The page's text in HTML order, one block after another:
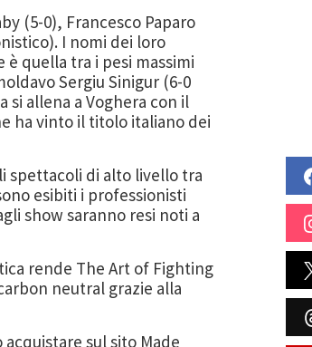
(5-0), Francesco Paparo
I nomi dei loro
quella tra i pesi massimi
Sergiu Sinigur (6-0
si allena a Voghera con il
ha vinto il titolo italiano dei
spettacoli di alto livello tra
esibiti i professionisti
show saranno resi noti a
rende The Art of Fighting
neutral grazie alla
sul sito Made